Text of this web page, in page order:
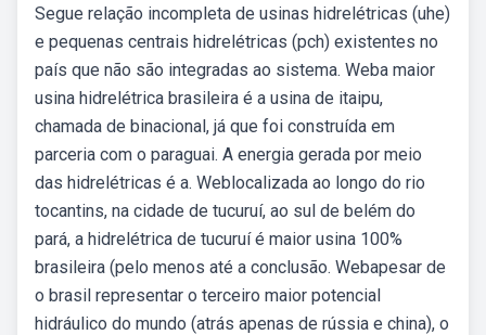
Segue relação incompleta de usinas hidrelétricas (uhe)
e pequenas centrais hidrelétricas (pch) existentes no
país que não são integradas ao sistema. Weba maior
usina hidrelétrica brasileira é a usina de itaipu,
chamada de binacional, já que foi construída em
parceria com o paraguai. A energia gerada por meio
das hidrelétricas é a. Weblocalizada ao longo do rio
tocantins, na cidade de tucuruí, ao sul de belém do
pará, a hidrelétrica de tucuruí é maior usina 100%
brasileira (pelo menos até a conclusão. Webapesar de
o brasil representar o terceiro maior potencial
hidráulico do mundo (atrás apenas de rússia e china), o